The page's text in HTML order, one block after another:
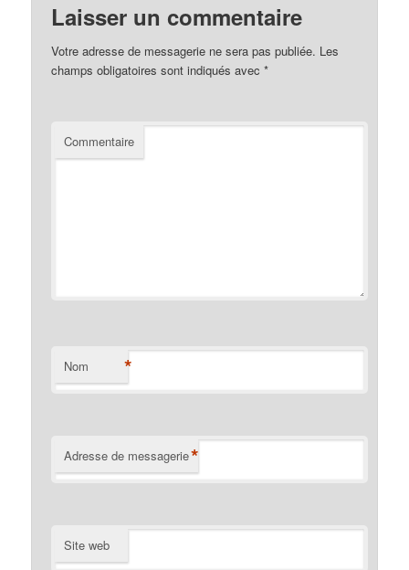
Laisser un commentaire
Votre adresse de messagerie ne sera pas publiée. Les
champs obligatoires sont indiqués avec*
Commentaire
Nom *
Adresse de messagerie*
Site web